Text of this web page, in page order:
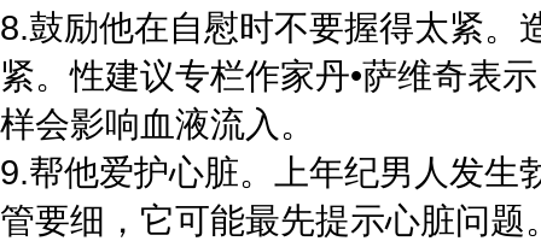
8.鼓励他在自慰时不要握得太紧。
紧。性建议专栏作家丹•萨维奇表
样会影响血液流入。
9.帮他爱护心脏。上年纪男人发生
管要细，它可能最先提示心脏问